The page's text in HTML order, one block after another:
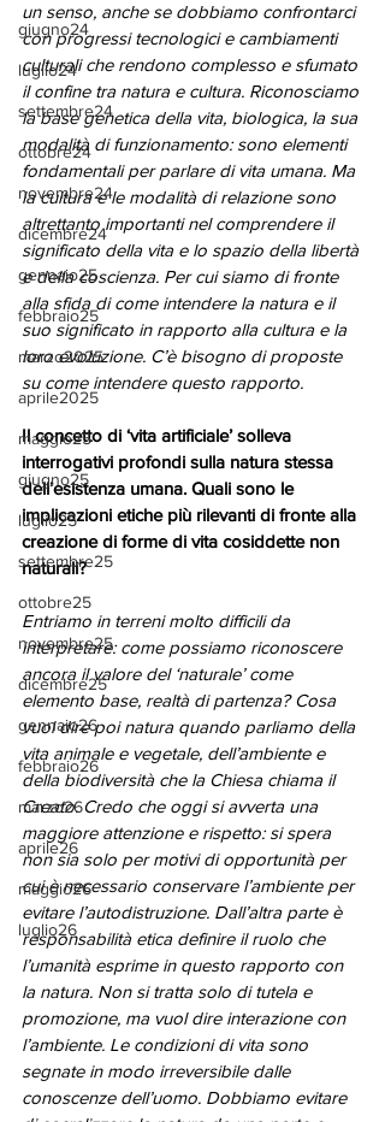
giugno24
luglio24
settembre24
ottobre24
novembre24
dicembre24
gennaio25
febbraio25
marzo2025
aprile2025
maggio25
giugno25
luglio25
settembre25
ottobre25
novembre25
dicembre25
gennaio26
febbraio26
marzo26
aprile26
maggio26
luglio26
un senso, anche se dobbiamo confrontarci
con progressi tecnologici e cambiamenti
culturali che rendono complesso e sfumato
il confine tra natura e cultura. Riconosciamo
la base genetica della vita, biologica, la sua
modalità di funzionamento: sono elementi
fondamentali per parlare di vita umana. Ma
la cultura e le modalità di relazione sono
altrettanto importanti nel comprendere il
significato della vita e lo spazio della libertà
e della coscienza. Per cui siamo di fronte
alla sfida di come intendere la natura e il
suo significato in rapporto alla cultura e la
loro evoluzione. C’è bisogno di proposte
su come intendere questo rapporto.
Il concetto di ‘vita artificiale’ solleva
interrogativi profondi sulla natura stessa
dell’esistenza umana. Quali sono le
implicazioni etiche più rilevanti di fronte alla
creazione di forme di vita cosiddette non
naturali?
Entriamo in terreni molto difficili da
interpretare: come possiamo riconoscere
ancora il valore del ‘naturale’ come
elemento base, realtà di partenza? Cosa
vuol dire poi natura quando parliamo della
vita animale e vegetale, dell’ambiente e
della biodiversità che la Chiesa chiama il
Creato. Credo che oggi si avverta una
maggiore attenzione e rispetto: si spera
non sia solo per motivi di opportunità per
cui è necessario conservare l’ambiente per
evitare l’autodistruzione. Dall’altra parte è
responsabilità etica definire il ruolo che
l’umanità esprime in questo rapporto con
la natura. Non si tratta solo di tutela e
promozione, ma vuol dire interazione con
l’ambiente. Le condizioni di vita sono
segnate in modo irreversibile dalle
conoscenze dell’uomo. Dobbiamo evitare